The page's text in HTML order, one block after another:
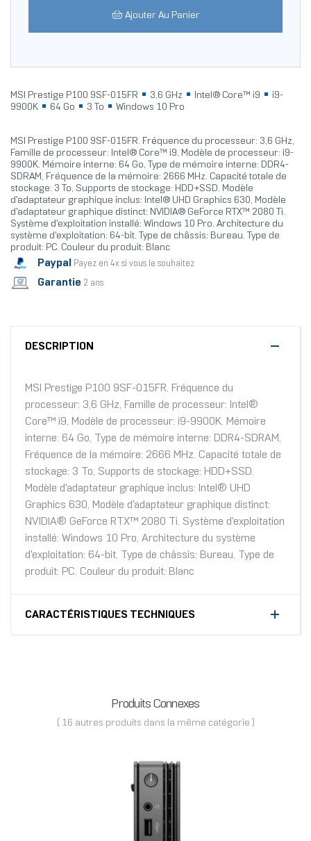
Ajouter Au Panier
MSI Prestige P100 9SF-015FR 3,6 GHz Intel® Core™ i9
i9-
9900K
64 Go 3 To Windows 10 Pro
MSI Prestige P100 9SF-015FR. Fréquence du processeur: 3,6 GHz,
Famille de processeur: Intel® Core™ i9, Modèle de processeur: i9-
9900K. Mémoire interne: 64 Go, Type de mémoire interne: DDR4-
SDRAM, Fréquence de la mémoire: 2666 MHz. Capacité totale de
stockage: 3 To, Supports de stockage: HDD+SSD. Modèle
d'adaptateur graphique inclus: Intel® UHD Graphics 630, Modèle
d'adaptateur graphique distinct: NVIDIA® GeForce RTX™ 2080 Ti.
Système d'exploitation installé: Windows 10 Pro, Architecture du
système d'exploitation: 64-bit. Type de châssis: Bureau. Type de
produit: PC. Couleur du produit: Blanc
Paypal Payez en 4x si vous le souhaitez
Garantie 2 ans
DESCRIPTION
MSI Prestige P100 9SF-015FR. Fréquence du
processeur: 3,6 GHz, Famille de processeur: Intel®
Core™ i9, Modèle de processeur: i9-9900K. Mémoire
interne: 64 Go, Type de mémoire interne: DDR4-SDRAM,
Fréquence de la mémoire: 2666 MHz. Capacité totale de
stockage: 3 To, Supports de stockage: HDD+SSD.
Modèle d'adaptateur graphique inclus: Intel® UHD
Graphics 630, Modèle d'adaptateur graphique distinct:
NVIDIA® GeForce RTX™ 2080 Ti. Système d'exploitation
installé: Windows 10 Pro, Architecture du système
d'exploitation: 64-bit. Type de châssis: Bureau. Type de
produit: PC. Couleur du produit: Blanc
CARACTÉRISTIQUES TECHNIQUES
Produits Connexes
( 16 autres produits dans la même catégorie )